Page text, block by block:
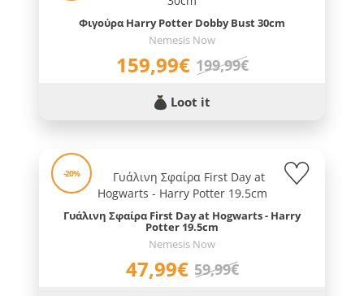
Φιγούρα Harry Potter Dobby Bust 30cm
Nemesis Now
159,99€ 199,99€
Loot it
-20%
Γυάλινη Σφαίρα First Day at Hogwarts - Harry
Potter 19.5cm
Nemesis Now
47,99€ 59,99€